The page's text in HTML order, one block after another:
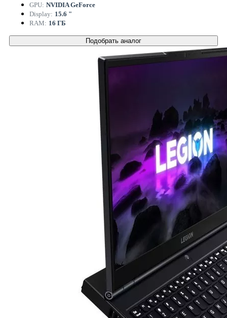
GPU: NVIDIA GeForce
Display: 15.6 "
RAM: 16 ГБ
Подобрать аналог